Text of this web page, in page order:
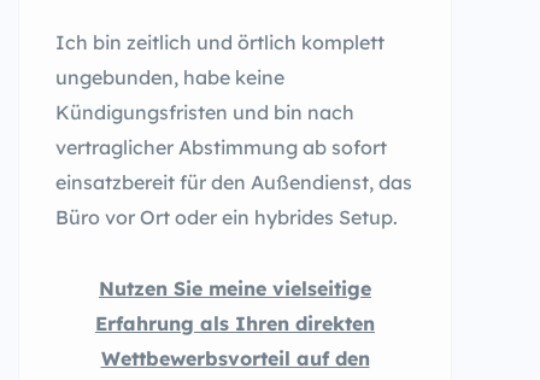
Ich bin zeitlich und örtlich komplett
ungebunden, habe keine
Kündigungsfristen und bin nach
vertraglicher Abstimmung ab sofort
einsatzbereit für den Außendienst, das
Büro vor Ort oder ein hybrides Setup.
Nutzen Sie meine vielseitige
Erfahrung als Ihren direkten
Wettbewerbsvorteil auf den